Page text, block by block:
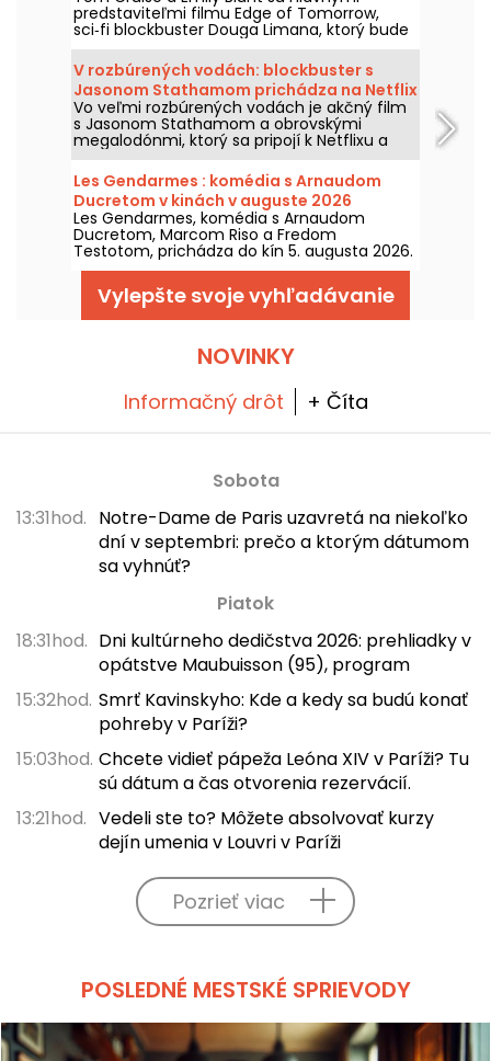
predstaviteľmi filmu Edge of Tomorrow,
sci‑fi blockbuster Douga Limana, ktorý bude
dostupný na Netflixe už od 6. augusta 2026.
V rozbúrených vodách: blockbuster s
Jasonom Stathamom prichádza na Netflix
a HBO Max
Vo veľmi rozbúrených vodách je akčný film
s Jasonom Stathamom a obrovskými
megalodónmi, ktorý sa pripojí k Netflixu a
HBO Max dňa 2. augusta 2026.
Les Gendarmes : komédia s Arnaudom
Ducretom v kinách v auguste 2026
Les Gendarmes, komédia s Arnaudom
Ducretom, Marcom Riso a Fredom
Testotom, prichádza do kín 5. augusta 2026.
Vylepšte svoje vyhľadávanie
NOVINKY
Informačný drôt + Číta
Sobota
13:31hod. Notre-Dame de Paris uzavretá na niekoľko
dní v septembri: prečo a ktorým dátumom
sa vyhnúť?
Piatok
18:31hod. Dni kultúrneho dedičstva 2026: prehliadky v
opátstve Maubuisson (95), program
15:32hod. Smrť Kavinskyho: Kde a kedy sa budú konať
pohreby v Paríži?
15:03hod. Chcete vidieť pápeža Leóna XIV v Paríži? Tu
sú dátum a čas otvorenia rezervácií.
13:21hod. Vedeli ste to? Môžete absolvovať kurzy
dejín umenia v Louvri v Paríži
Pozrieť viac
POSLEDNÉ MESTSKÉ SPRIEVODY